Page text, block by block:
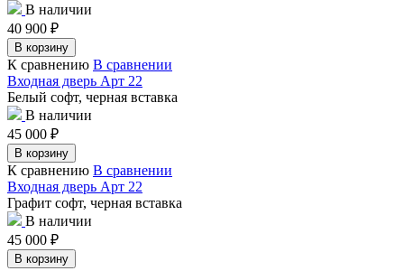
В наличии
40 900 ₽
В корзину
К сравнению В сравнении
Входная дверь Арт 22
Белый софт, черная вставка
В наличии
45 000 ₽
В корзину
К сравнению В сравнении
Входная дверь Арт 22
Графит софт, черная вставка
В наличии
45 000 ₽
В корзину